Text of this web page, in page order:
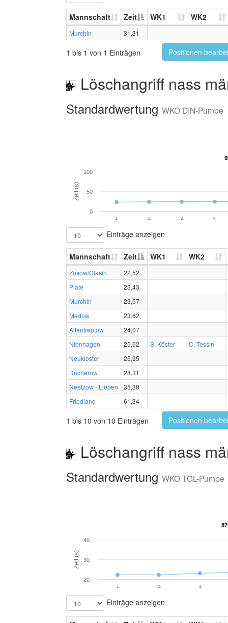
Mannschaft Zeit WK1 WK2
Murchin 31,31
1 bis 1 von 1 Einträgen Positionen
Löschangriff nass
Standardwertung WKO DIN-Pumpe
Zeit (s)
1. 2. 3. 4.
0
50
100
Einträge anzeigen
Mannschaft Zeit WK1 WK2
Züsow/Glasin
22,52
Plate
23,43
Murchin
23,57
Medow
23,62
Altentreptow
24,07
Nienhagen
25,62 S. Köster
C. Tessin
Neukloster
25,95
Ducherow
28,31
Neetzow - Liepen
35,38
Friedland
61,34
1 bis 10 von 10 Einträgen Positionen
Löschangriff nass
Standardwertung WKO TGL-Pumpe
Zeit (s)
1. 2. 3.
20
30
40
Einträge anzeigen